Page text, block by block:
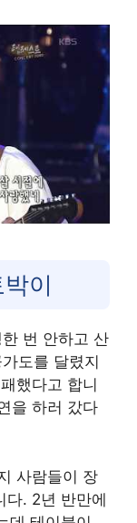
이
번 안하고 산
도를 달렸지
했다고 합니
을 하러 갔다
사람들이 장
다. 2년 반만에